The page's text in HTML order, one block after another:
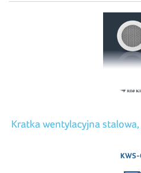
Kratka wentylacyjna stalowa,
KWS-